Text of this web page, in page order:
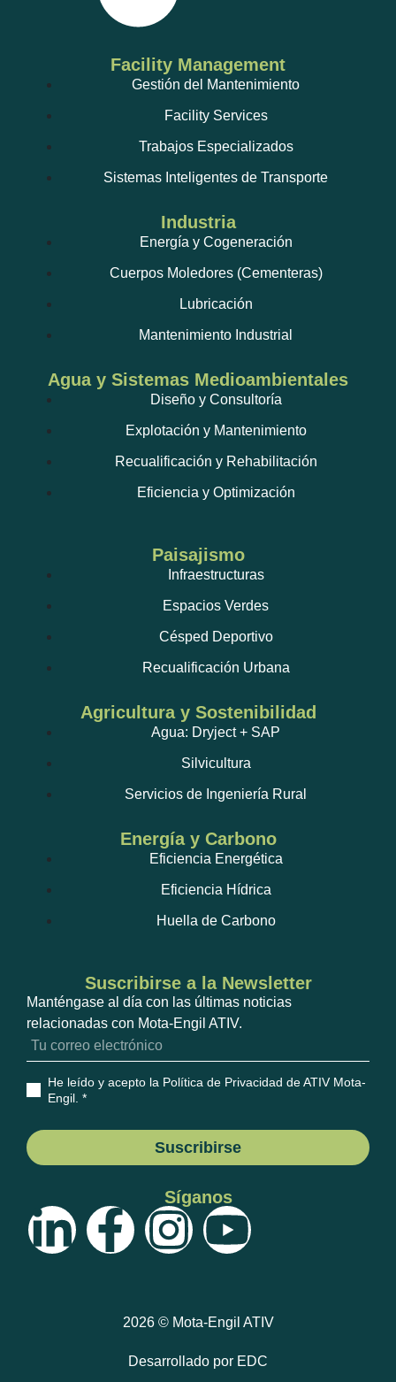
Facility Management
Gestión del Mantenimiento
Facility Services
Trabajos Especializados
Sistemas Inteligentes de Transporte
Industria
Energía y Cogeneración
Cuerpos Moledores (Cementeras)
Lubricación
Mantenimiento Industrial
Agua y Sistemas Medioambientales
Diseño y Consultoría
Explotación y Mantenimiento
Recualificación y Rehabilitación
Eficiencia y Optimización
Paisajismo
Infraestructuras
Espacios Verdes
Césped Deportivo
Recualificación Urbana
Agricultura y Sostenibilidad
Agua: Dryject + SAP
Silvicultura
Servicios de Ingeniería Rural
Energía y Carbono
Eficiencia Energética
Eficiencia Hídrica
Huella de Carbono
Suscribirse a la Newsletter
Manténgase al día con las últimas noticias
relacionadas con Mota-Engil ATIV.
He leído y acepto la Política de Privacidad de ATIV Mota-
Engil. *
Suscribirse
Síganos
2026 © Mota-Engil ATIV
Desarrollado por EDC